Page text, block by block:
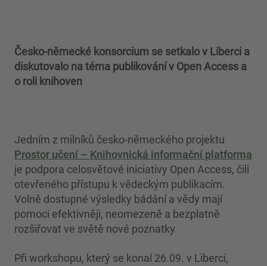
Česko-německé konsorcium se setkalo v Liberci a
diskutovalo na téma publikování v Open Access a
o roli knihoven
Jedním z milníků česko-německého projektu
Prostor učení – Knihovnická informační platforma
je podpora celosvětové iniciativy Open Access, čili
otevřeného přístupu k vědeckým publikacím.
Volně dostupné výsledky bádání a vědy mají
pomoci efektivněji, neomezeně a bezplatně
rozšiřovat ve světě nové poznatky.
Při workshopu, který se konal 26.09. v Liberci,